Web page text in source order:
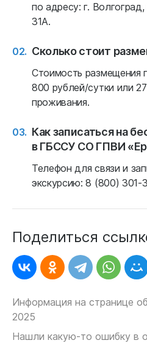
по адресу: г.
31А.
Сколько стоит
Стоимость размещения
800 рублей/сутки или
проживания.
Как записаться на
в ГБССУ СО ГПВИ
Телефон для связи и
экскурсию: 8 (800) 301-
Поделиться
Информация на странице
2025
Нашли какую-то ошибку в